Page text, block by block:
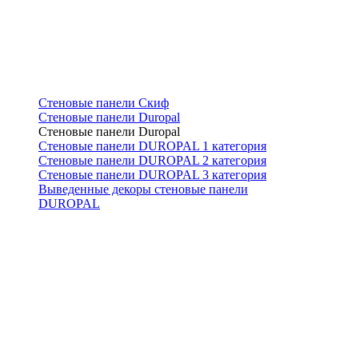
Стеновые панели Скиф
Стеновые панели Duropal
Стеновые панели Duropal
Стеновые панели DUROPAL 1 категория
Стеновые панели DUROPAL 2 категория
Стеновые панели DUROPAL 3 категория
Выведенные декоры стеновые панели
DUROPAL